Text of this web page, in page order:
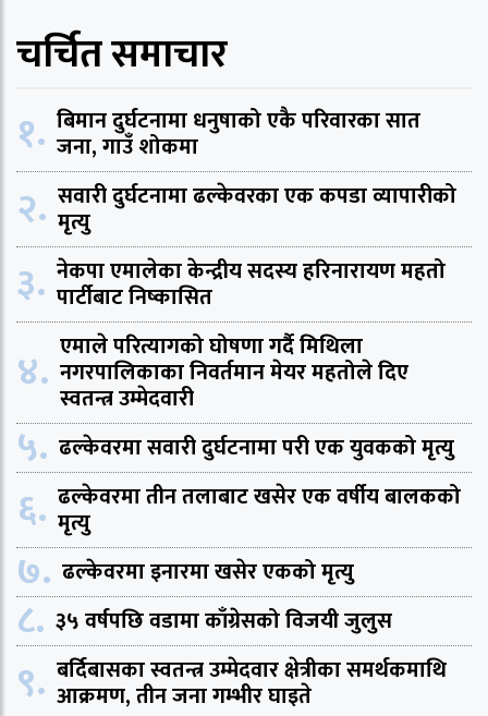
चर्चित समाचार
१. बिमान दुर्घटनामा धनुषाको एकै परिवारका सात
जना, गाउँ शोकमा
२. सवारी दुर्घटनामा ढल्केवरका एक कपडा व्यापारीको
मृत्यु
३. नेकपा एमालेका केन्द्रीय सदस्य हरिनारायण महतो
पार्टीबाट निष्कासित
४. एमाले परित्यागको घोषणा गर्दै मिथिला
नगरपालिकाका निवर्तमान मेयर महतोले दिए
स्वतन्त्र उम्मेदवारी
५. ढल्केवरमा सवारी दुर्घटनामा परी एक युवकको मृत्यु
६. ढल्केवरमा तीन तलाबाट खसेर एक वर्षीय बालकको
मृत्यु
७. ढल्केवरमा इनारमा खसेर एकको मृत्यु
८. ३५ वर्षपछि वडामा काँग्रेसको विजयी जुलुस
९. बर्दिबासका स्वतन्त्र उम्मेदवार क्षेत्रीका समर्थकमाथि
आक्रमण, तीन जना गम्भीर घाइते